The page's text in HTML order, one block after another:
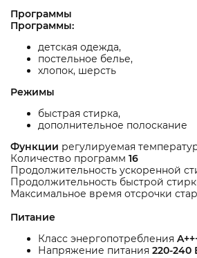
Программы
Программы:
детская одежда,
постельное белье,
хлопок, шерсть
Режимы
быстрая стирка,
дополнительное полоскание
Функции регулируемая
Количество программ 16
Продолжительность ускоренной
Продолжительность быстрой
Максимальное время отсрочки
Питание
Класс энергопотребления
Напряжение питания 220-240